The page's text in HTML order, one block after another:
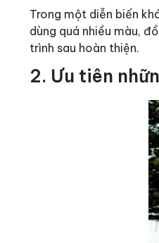
Trong một diễn biến
dùng quá nhiều màu,
trình sau hoàn thiện.
2. Ưu tiên